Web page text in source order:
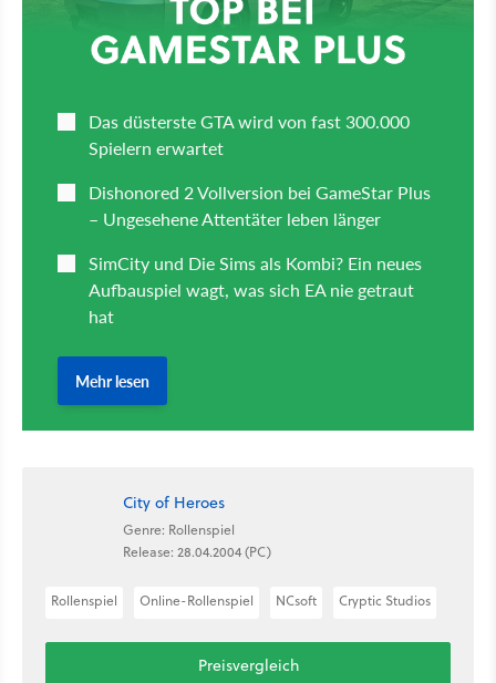
City of Heroes
Genre: Rollenspiel
Release: 28.04.2004 (PC)
Rollenspiel Online-Rollenspiel NCsoft Cryptic Studios
Preisvergleich